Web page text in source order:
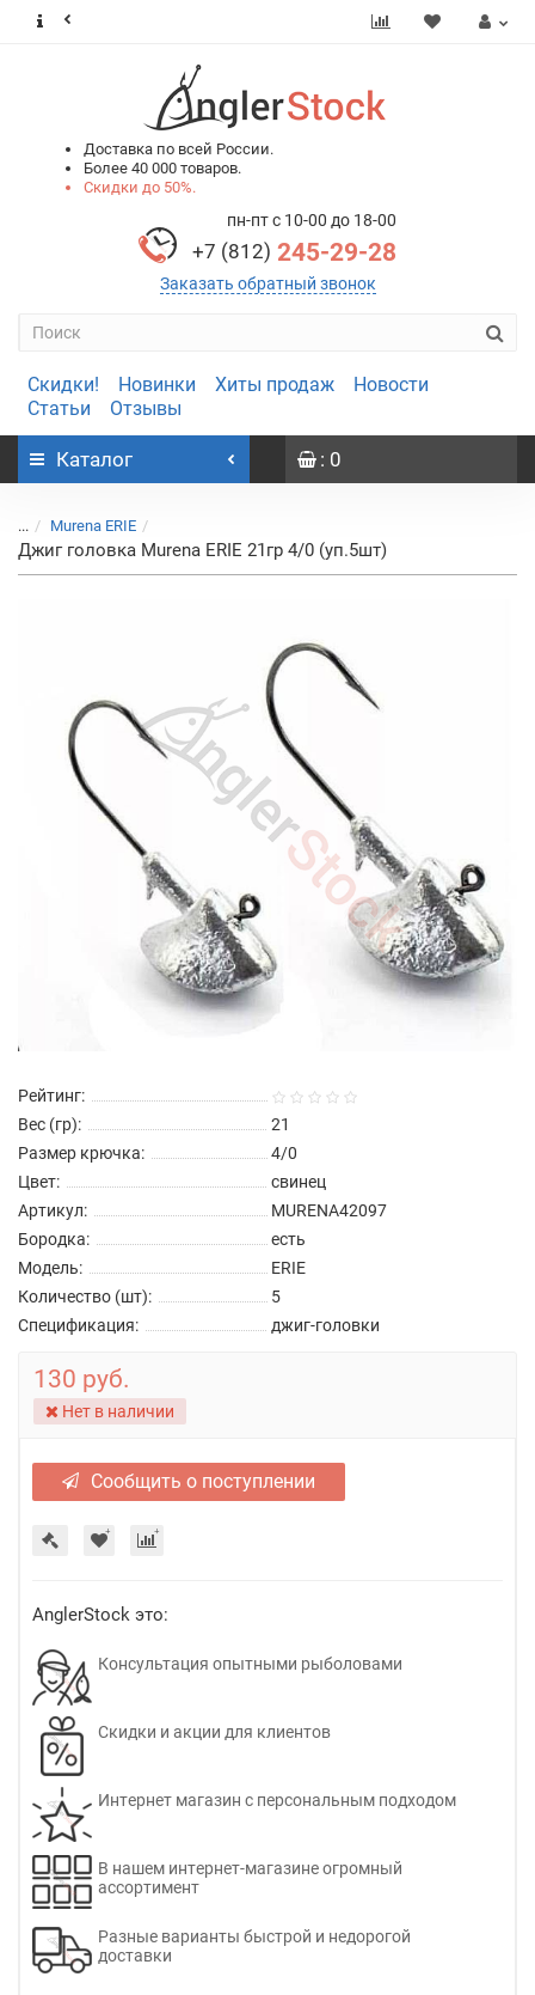
Доставка по всей России.
Более 40 000 товаров.
Скидки до 50%.
пн-пт с 10-00 до 18-00
+7 (812) 245-29-28
Заказать обратный звонок
Скидки! Новинки Хиты продаж
Новости
Статьи
Отзывы
Каталог : 0
... Murena ERIE
Джиг головка Murena ERIE 21гр 4/0 (уп.5шт)
Рейтинг:
Вес (гр):
21
Размер крючка:
4/0
Цвет:
свинец
Артикул:
MURENA42097
Бородка:
есть
Модель:
ERIE
Количество (шт):
5
Спецификация:
джиг-головки
130 руб.
Нет в наличии
Сообщить о поступлении
AnglerStock это:
Консультация опытными рыболовами
Скидки и акции для клиентов
Интернет магазин с персональным подходом
В нашем интернет-магазине огромный
ассортимент
Разные варианты быстрой и недорогой
доставки